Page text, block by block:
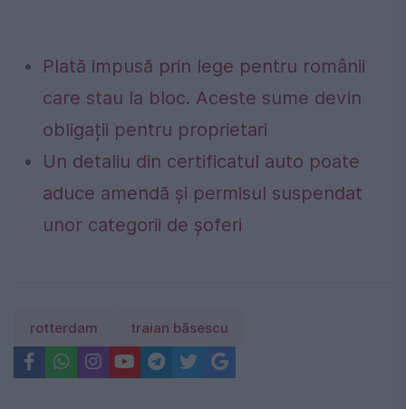
Plată impusă prin lege pentru românii
care stau la bloc. Aceste sume devin
obligații pentru proprietari
Un detaliu din certificatul auto poate
aduce amendă și permisul suspendat
unor categorii de șoferi
rotterdam traian băsescu